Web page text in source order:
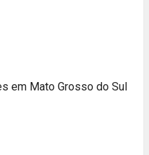
em Mato Grosso do Sul